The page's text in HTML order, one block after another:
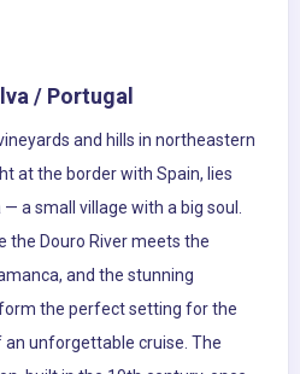
/ Portugal
and hills in northeastern
at the border with Spain, lies
— a small village with a big soul.
the Douro River meets the
and the stunning
the perfect setting for the
an unforgettable cruise. The